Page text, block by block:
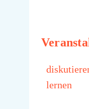
lernen